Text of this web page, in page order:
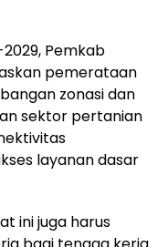
Pemkab
pemerataan
zonasi dan
sektor pertanian
layanan dasar
ini juga harus